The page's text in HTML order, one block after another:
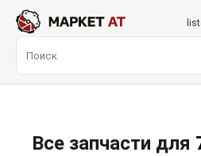
Все запчасти для